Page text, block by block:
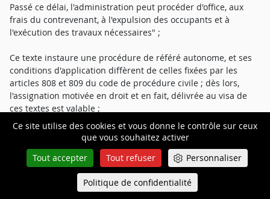
Ce site utilise des cookies et vous donne le contrôle sur ceux
que vous souhaitez activer
Tout accepter
Tout refuser Personnaliser
Politique de confidentialité
Passé ce délai, l'administration peut procéder d'office, aux
frais du contrevenant, à l'expulsion des occupants et à
l'exécution des travaux nécessaires" ;
Ce texte instaure une procédure de référé autonome, et ses
conditions d'application diffèrent de celles fixées par les
articles 808 et 809 du code de procédure civile ; dès lors,
l'assignation motivée en droit et en fait, délivrée au visa de
ces textes est valable ;
En l'espèce, il résulte du rapport d'enquête en date du 11 juin
2015 réalisé par un contrôleur assermenté du Bureau de la
Protection des Locaux d'Habitation (BPLH) de la Ville de Paris
que l'immeuble litigieux a fait l'objet de location de courte
Queue-Fair